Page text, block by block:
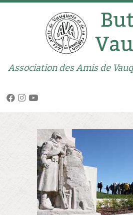
Association des Amis de